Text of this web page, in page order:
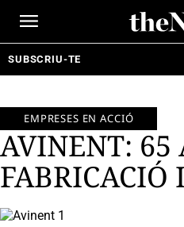
SUBSCRIU-TE
EMPRESES EN ACCIÓ
AVINENT: 65
FABRICACIÓ